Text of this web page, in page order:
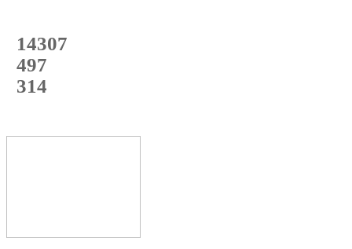
14307
с начала года
497
с начала месяца
314
с начала недели